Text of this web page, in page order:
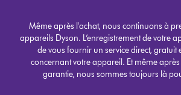
Même après l'achat, nous continuons à
appareils Dyson. L’enregistrement de votre
de vous fournir un service direct, gratuit
concernant votre appareil. Et même après
garantie, nous sommes toujours là